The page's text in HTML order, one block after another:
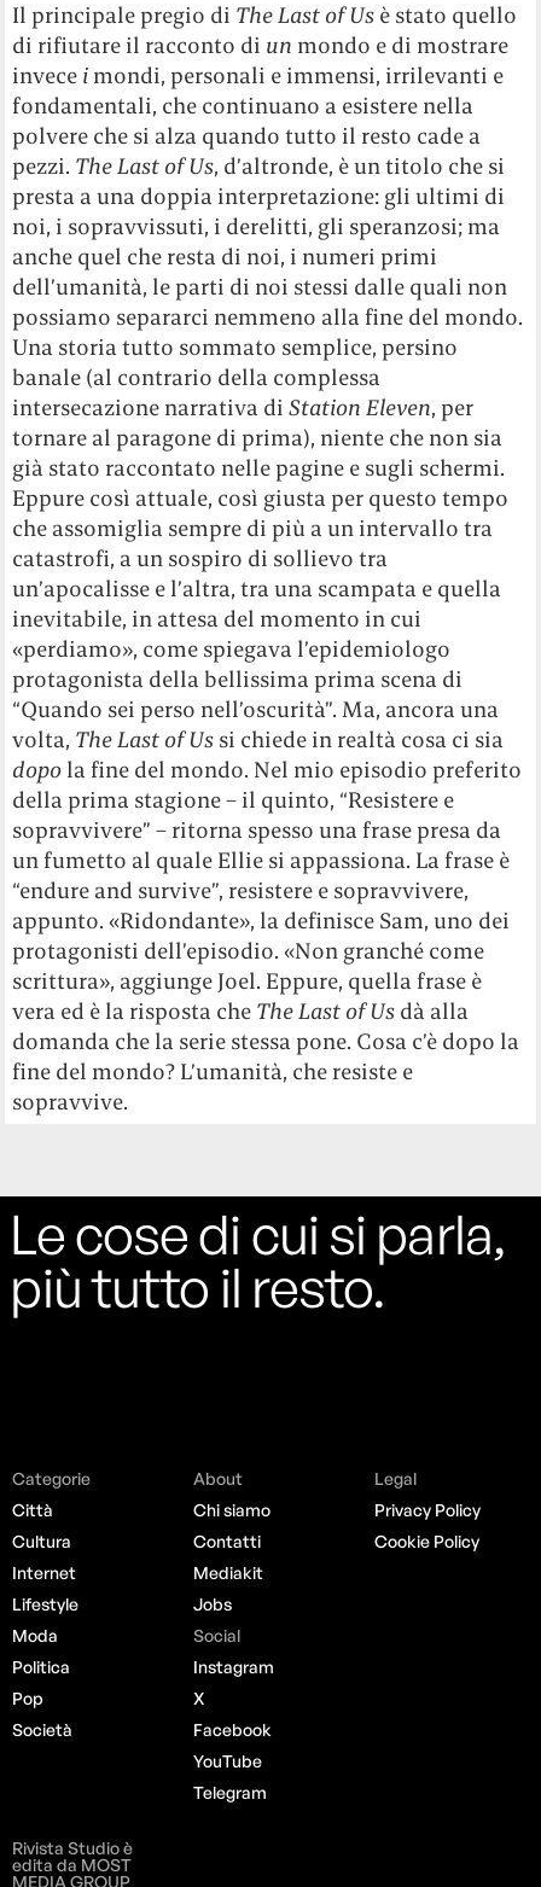
Il principale pregio di The Last of Us è stato quello
di rifiutare il racconto di un mondo e di mostrare
invece i mondi, personali e immensi, irrilevanti e
fondamentali, che continuano a esistere nella
polvere che si alza quando tutto il resto cade a
pezzi. The Last of Us, d’altronde, è un titolo che si
presta a una doppia interpretazione: gli ultimi di
noi, i sopravvissuti, i derelitti, gli speranzosi; ma
anche quel che resta di noi, i numeri primi
dell’umanità, le parti di noi stessi dalle quali non
possiamo separarci nemmeno alla fine del mondo.
Una storia tutto sommato semplice, persino
banale (al contrario della complessa
intersecazione narrativa diStation Eleven, per
tornare al paragone di prima), niente che non sia
già stato raccontato nelle pagine e sugli schermi.
Eppure così attuale, così giusta per questo tempo
che assomiglia sempre di più a un intervallo tra
catastrofi, a un sospiro di sollievo tra
un’apocalisse e l’altra, tra una scampata e quella
inevitabile, in attesa del momento in cui
«perdiamo», come spiegava l’epidemiologo
protagonista della bellissima prima scena di
“Quando sei perso nell’oscurità”. Ma, ancora una
volta, The Last of Us si chiede in realtà cosa ci sia
dopo la fine del mondo. Nel mio episodio preferito
della prima stagione – il quinto, “Resistere e
sopravvivere” – ritorna spesso una frase presa da
un fumetto al quale Ellie si appassiona. La frase è
“endure and survive”, resistere e sopravvivere,
appunto. «Ridondante», la definisce Sam, uno dei
protagonisti dell’episodio. «Non granché come
scrittura», aggiunge Joel. Eppure, quella frase è
vera ed è la risposta che The Last of Us dà alla
domanda che la serie stessa pone. Cosa c’è dopo la
fine del mondo? L’umanità, che resiste e
sopravvive.
Le cose di cui si parla,
più tutto il resto.
Categorie
Città
Cultura
Internet
Lifestyle
Moda
Politica
Pop
Società
About
Chi siamo
Contatti
Mediakit
Jobs
Social
Instagram
X
Facebook
YouTube
Telegram
Legal
Privacy Policy
Cookie Policy
Rivista Studio è
edita da MOST
MEDIA GROUP